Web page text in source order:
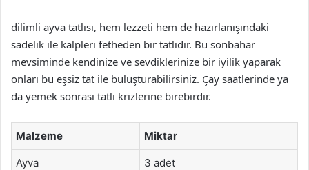
dilimli ayva tatlısı, hem lezzeti hem de hazırlanışındaki
sadelik ile kalpleri fetheden bir tatlıdır. Bu sonbahar
mevsiminde kendinize ve sevdiklerinize bir iyilik yaparak
onları bu eşsiz tat ile buluşturabilirsiniz. Çay saatlerinde ya
da yemek sonrası tatlı krizlerine birebirdir.
Malzeme Miktar
Ayva 3 adet